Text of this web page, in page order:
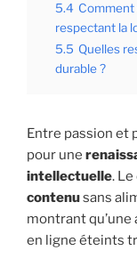
5.4 Comment
respectant la
5.5 Quelles
durable ?
Entre passion et
pour une
intellectuelle.
contenusans
montrant
en ligne éteints